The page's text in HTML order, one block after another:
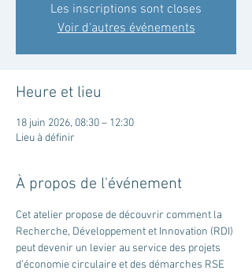
Les inscriptions sont closes
Voir d'autres événements
Heure et lieu
18 juin 2026, 08:30 – 12:30
Lieu à définir
À propos de l'événement
Cet atelier propose de découvrir comment la
Recherche, Développement et Innovation (RDI)
peut devenir un levier au service des projets
d’économie circulaire et des démarches RSE